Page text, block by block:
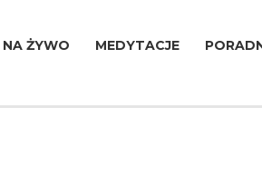
ŻYWO MEDYTACJE